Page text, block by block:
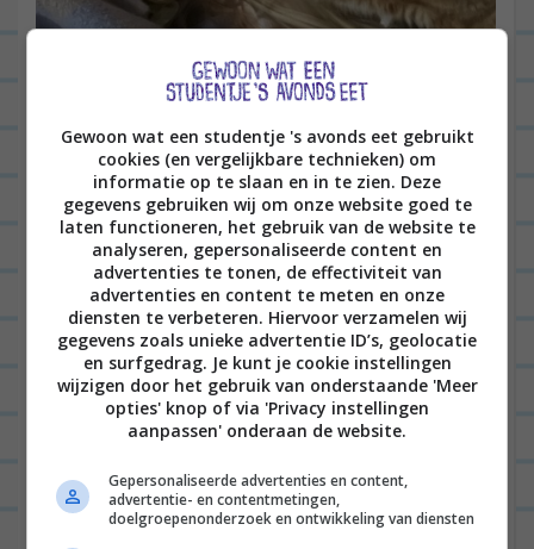
Likjes van Gerrit, zo gezellig!
Toen ik bijna thuis was, liepen we nog een ander
poesje tegen het lijf. Een heel mager, lief en
aanhankelijk poesje dat een beetje smerig
aanvoelde. Oei… een zwervertje? Daar leek het wel
echt op. Jan had ‘m ook al eerder zien lopen zei hij,
dus bij mij gingen alle zwerfpoes-alarmbellen af. Ik
Gewoon wat een studentje 's avonds eet gebruikt
cookies (en vergelijkbare technieken) om
informatie op te slaan en in te zien. Deze
gegevens gebruiken wij om onze website goed te
laten functioneren, het gebruik van de website te
analyseren, gepersonaliseerde content en
advertenties te tonen, de effectiviteit van
advertenties en content te meten en onze
diensten te verbeteren. Hiervoor verzamelen wij
gegevens zoals unieke advertentie ID’s, geolocatie
en surfgedrag. Je kunt je cookie instellingen
wijzigen door het gebruik van onderstaande 'Meer
opties' knop of via 'Privacy instellingen
aanpassen' onderaan de website.
Gepersonaliseerde advertenties en content,
advertentie- en contentmetingen,
doelgroepenonderzoek en ontwikkeling van diensten